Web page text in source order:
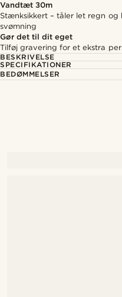
Vandtæt 30m
Stænksikkert – tåler let regn og
svømning
Gør det til dit eget
Tilføj gravering for et ekstra
BESKRIVELSE
SPECIFIKATIONER
BEDØMMELSER